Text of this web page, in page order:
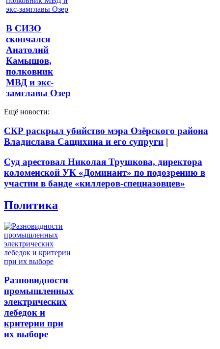
В СИЗО
скончался
Анатолий
Камышов,
полковник
МВД и экс-
замглавы Озер
Ещё новости:
СКР раскрыл убийство мэра Озёрского района
Владислава Сащихина и его супруги |
Суд арестовал Николая Трушкова, директора
коломенской УК «Доминант» по подозрению в
участии в банде «киллеров-спецназовцев»
Политика
Разновидности
промышленных
электрических
лебедок и
критерии при
их выборе